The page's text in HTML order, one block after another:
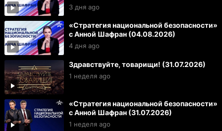
3 дня ago
«Стратегия национальной безопасности»
с Анной Шафран (04.08.2026)
4 дня ago
Здравствуйте, товарищи! (31.07.2026)
1 неделя ago
«Стратегия национальной безопасности»
с Анной Шафран (31.07.2026)
1 неделя ago